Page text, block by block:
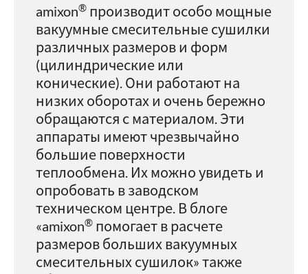
amixon® производит особо мощные
вакуумные смесительные сушилки
различных размеров и форм
(цилиндрические или
конические). Они работают на
низких оборотах и очень бережно
обращаются с материалом. Эти
аппараты имеют чрезвычайно
большие поверхности
теплообмена. Их можно увидеть и
опробовать в заводском
техническом центре. В блоге
«amixon® помогает в расчете
размеров больших вакуумных
смесительных сушилок» также